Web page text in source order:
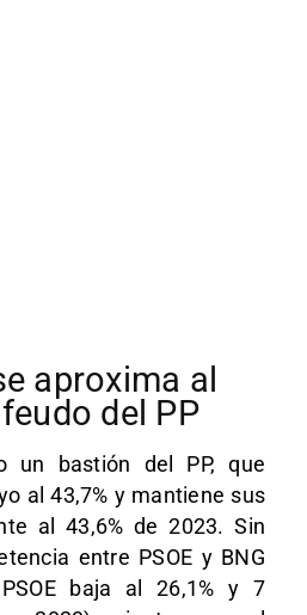
aproxima al
del PP
un bastión del PP, que
al 43,7% y mantiene sus
al 43,6% de 2023. Sin
entre PSOE y BNG
baja al 26,1% y 7